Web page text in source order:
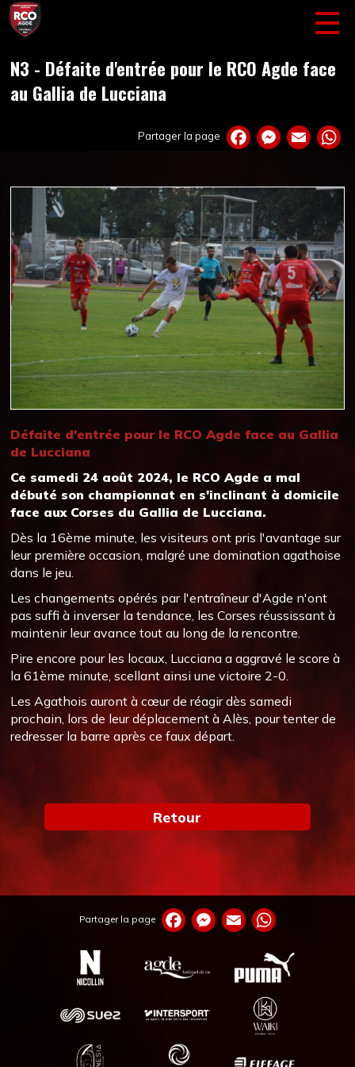
N3 - Défaite d'entrée pour le RCO Agde face
au Gallia de Lucciana
Partager la page
Défaite d'entrée pour le RCO Agde face au Gallia
de Lucciana
Ce samedi 24 août 2024, le RCO Agde a mal
débuté son championnat en s'inclinant à domicile
face aux Corses du Gallia de Lucciana.
Dès la 16ème minute, les visiteurs ont pris l'avantage sur
leur première occasion, malgré une domination agathoise
dans le jeu.
Les changements opérés par l'entraîneur d'Agde n'ont
pas suffi à inverser la tendance, les Corses réussissant à
maintenir leur avance tout au long de la rencontre.
Pire encore pour les locaux, Lucciana a aggravé le score à
la 61ème minute, scellant ainsi une victoire 2-0.
Les Agathois auront à cœur de réagir dès samedi
prochain, lors de leur déplacement à Alès, pour tenter de
redresser la barre après ce faux départ.
Retour
Partager la page